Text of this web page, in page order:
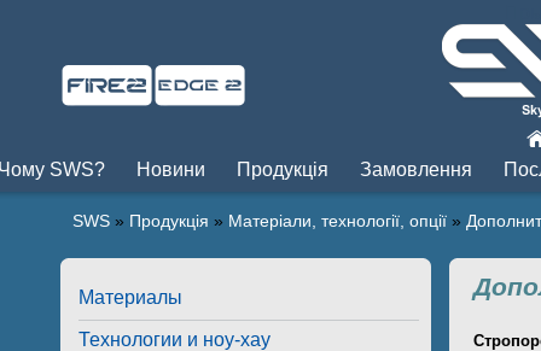
SWS? Новини Продукція Замовлення
SWS » Продукція » Матеріали, технології, опції »
Материалы
Технологии и ноу-хау